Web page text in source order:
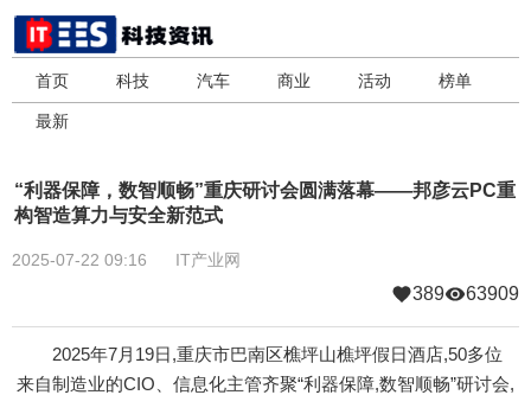
首页 科技 汽车 商业 活动 榜单
最新
“利器保障，数智顺畅”重庆研讨会圆满落幕――邦彦云PC重
构智造算力与安全新范式
2025-07-22 09:16 IT产业网
389 63909
2025年7月19日,重庆市巴南区樵坪山樵坪假日酒店,50多位
来自制造业的CIO、信息化主管齐聚“利器保障,数智顺畅”研讨会,